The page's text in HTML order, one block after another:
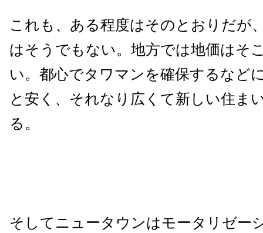
これも、ある程度はそのとおりだが
はそうでもない。地方では地価はそ
い。都心でタワマンを確保するなど
と安く、それなり広くて新しい住ま
る。
そしてニュータウンはモータリゼー